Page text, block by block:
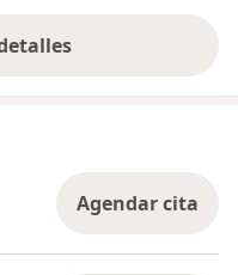
la experiencia
Agendar cita